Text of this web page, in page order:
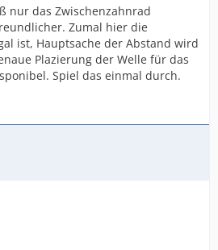
nur das Zwischenzahnrad
Zumal hier die
ist, Hauptsache der Abstand wird
Plazierung der Welle für das
Spiel das einmal durch.